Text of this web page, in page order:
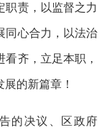
职责，以监督之力
同心合力，以法治
齐，立足本职，
的新篇章！
的决议、区政府